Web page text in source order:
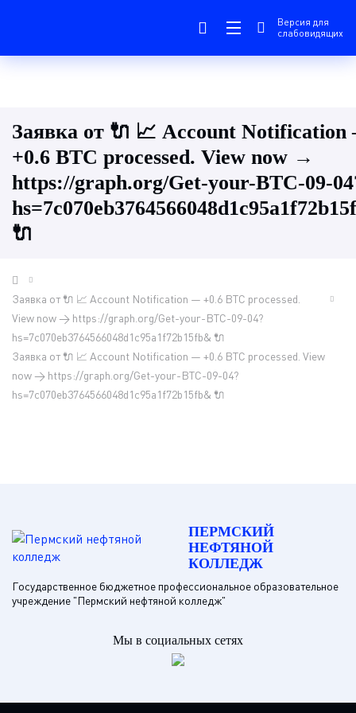
Версия для
слабовидящих
Заявка от 🔌 📈 Account
+0.6 BTC processed. View now →
https://graph.org/Get-your-BTC-09-
🔌
Заявка от 🔌 📈 Account Notification — +0.6 BTC processed.
View now → https://graph.org/Get-your-BTC-09-04?
hs=7c070eb3764566048d1c95a1f72b15fb& 🔌
Заявка от 🔌 📈 Account Notification — +0.6 BTC processed. View
now → https://graph.org/Get-your-BTC-09-04?
hs=7c070eb3764566048d1c95a1f72b15fb& 🔌
ПЕРМСКИЙ
НЕФТЯНОЙ
КОЛЛЕДЖ
Государственное бюджетное профессиональное образовательное
учреждение "Пермский нефтяной колледж"
Мы в социальных сетях